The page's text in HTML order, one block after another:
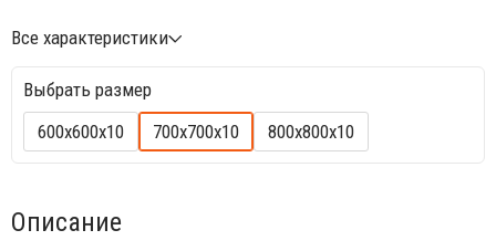
Все характеристики
Выбрать размер
600х600х10
700х700х10 800х800х10
Описание